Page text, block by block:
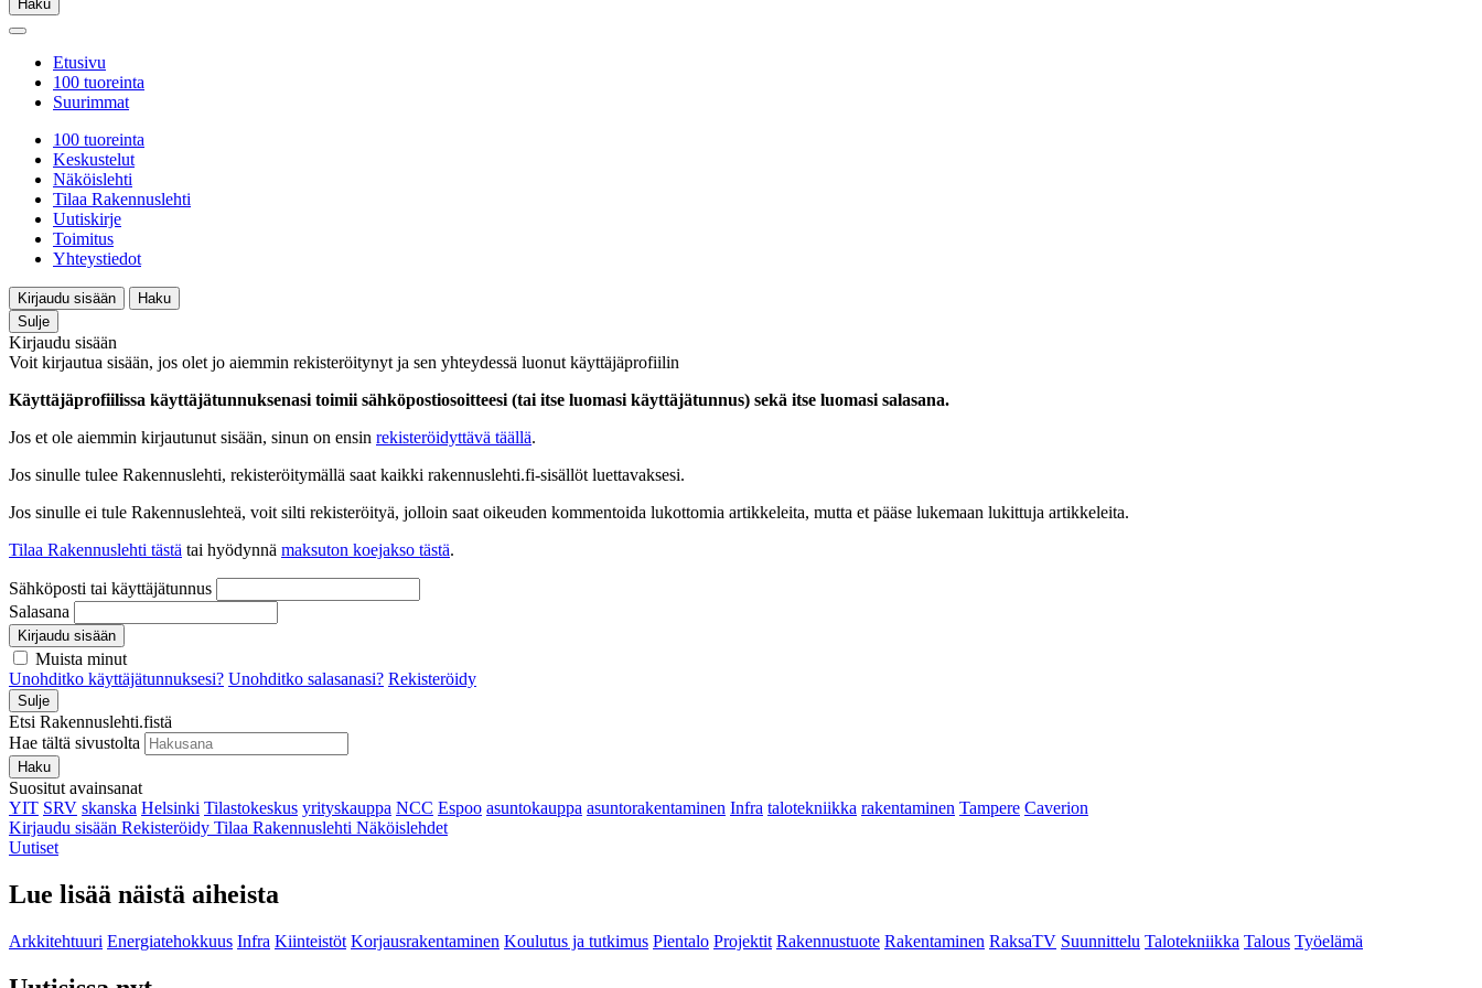
Haku
Etusivu
100 tuoreinta
Suurimmat
100 tuoreinta
Keskustelut
Näköislehti
Tilaa Rakennuslehti
Uutiskirje
Toimitus
Yhteystiedot
Kirjaudu sisään
Haku
Sulje
Kirjaudu sisään
Voit kirjautua sisään, jos olet jo aiemmin rekisteröitynyt ja sen yhteydessä luonut käyttäjäprofiilin
Käyttäjäprofiilissa käyttäjätunnuksenasi toimii sähköpostiosoitteesi (tai itse luomasi käyttäjätunnus) sekä itse luomasi salasana.
Jos et ole aiemmin kirjautunut sisään, sinun on ensin rekisteröidyttävä täällä.
Jos sinulle tulee Rakennuslehti, rekisteröitymällä saat kaikki rakennuslehti.fi-sisällöt luettavaksesi.
Jos sinulle ei tule Rakennuslehteä, voit silti rekisteröityä, jolloin saat oikeuden kommentoida lukottomia artikkeleita, mutta et pääse lukemaan lukittuja artikkeleita.
Tilaa Rakennuslehti tästä tai hyödynnä maksuton koejakso tästä.
Sähköposti tai käyttäjätunnus
Salasana
Kirjaudu sisään
Muista minut
Unohditko käyttäjätunnuksesi? Unohditko salasanasi? Rekisteröidy
Sulje
Etsi Rakennuslehti.fistä
Hae tältä sivustolta
Haku
Suositut avainsanat
YIT SRV skanska Helsinki Tilastokeskus yrityskauppa NCC Espoo asuntokauppa asuntorakentaminen Infra talotekniikka rakentaminen Tampere Caverion
Kirjaudu sisään Rekisteröidy Tilaa Rakennuslehti Näköislehdet
Uutiset
Lue lisää näistä aiheista
Arkkitehtuuri Energiatehokkuus Infra Kiinteistöt Korjausrakentaminen Koulutus ja tutkimus Pientalo Projektit Rakennustuote Rakentaminen RaksaTV Suunnittelu Talotekniikka Talous Työelämä